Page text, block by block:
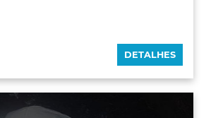
DETALHES